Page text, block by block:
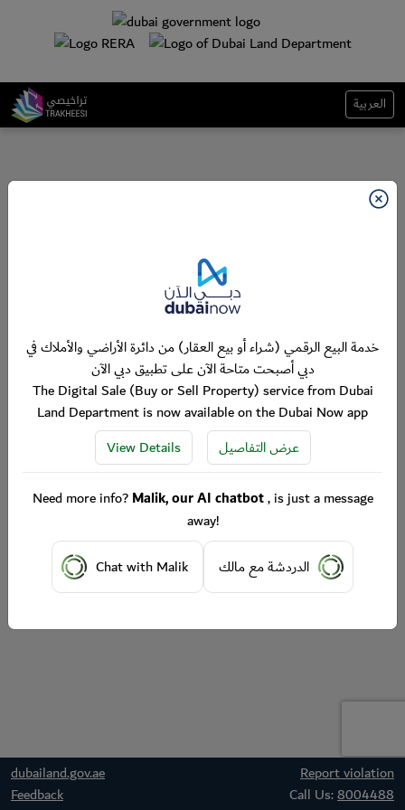
العربية
dubailand.gov.ae
Report violation
Feedback
Call Us:8004488
خدمة البيع الرقمي (شراء أو بيع العقار) من دائرة الأراضي والأملاك في
دبي أصبحت متاحة الآن على تطبيق دبي الآن
The Digital Sale (Buy or Sell Property) service from Dubai
Land Department is now available on the Dubai Now app
View Details
عرض التفاصيل
Need more info?Malik, our AI chatbot, is just a message
away!
Chat with Malik
الدردشة مع مالك